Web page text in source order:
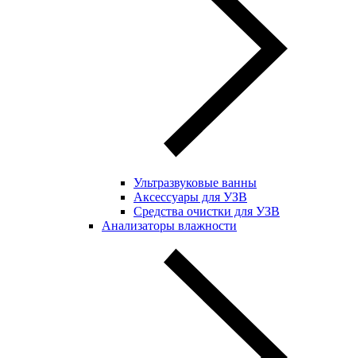
Ультразвуковые ванны
Аксессуары для УЗВ
Средства очистки для УЗВ
Анализаторы влажности